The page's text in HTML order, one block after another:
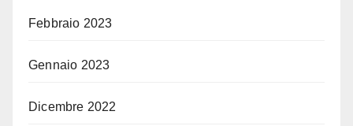
Febbraio 2023
Gennaio 2023
Dicembre 2022